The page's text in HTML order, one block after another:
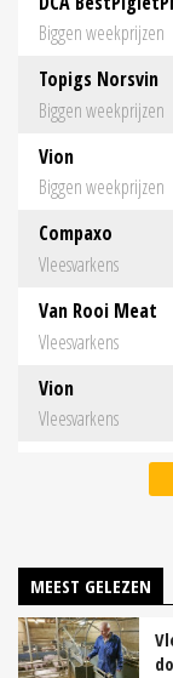
Biggen weekprijzen
Topigs Norsvin
Biggen weekprijzen
Vion
Biggen weekprijzen
Compaxo
Vleesvarkens
Van Rooi Meat
Vleesvarkens
Vion
Vleesvarkens
MEEST GELEZEN